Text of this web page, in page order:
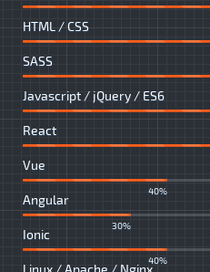
HTML / CSS
SASS
Javascript / jQuery / ES6
React
Vue
40%
Angular
30%
Ionic
40%
Linux / Apache / Nginx